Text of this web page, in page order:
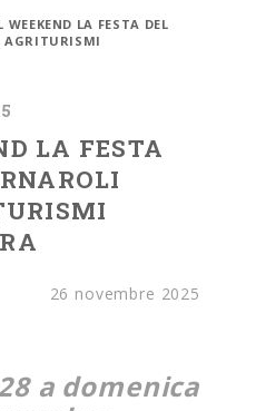
WEEKEND LA FESTA DEL
AGRITURISMI
LA FESTA
26 novembre 2025
a domenica